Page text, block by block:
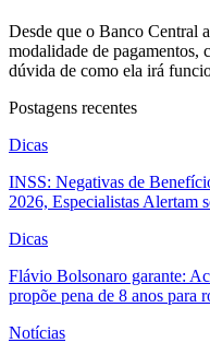
Desde que o Banco Central
modalidade de pagamentos,
dúvida de como ela irá
Postagens recentes
Dicas
INSS: Negativas de
2026, Especialistas Alertam
Dicas
Flávio Bolsonaro garante:
propõe pena de 8 anos para
Notícias